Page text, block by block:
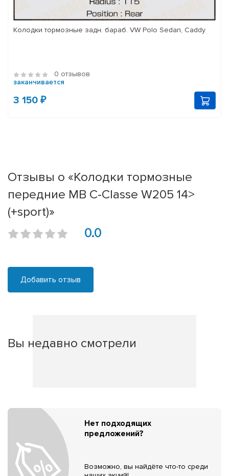
Колодки тормозные задн. бараб. VW Polo Sedan, Caddy
0 отзывов
заканчивается
3 150 ₽
Отзывы о «Колодки тормозные
передние MB C-Classe W205 14>
(+sport)»
0.0
Добавить отзыв
Вы недавно смотрели
Нет подходящих
предложений?
Возможно, вы найдёте что-то среди